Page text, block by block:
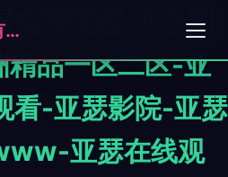
免费视频-亚色图
品一区二区-亚
看-亚瑟影院-亚瑟
亚瑟在线观
上海號甲網絡科技有限公司